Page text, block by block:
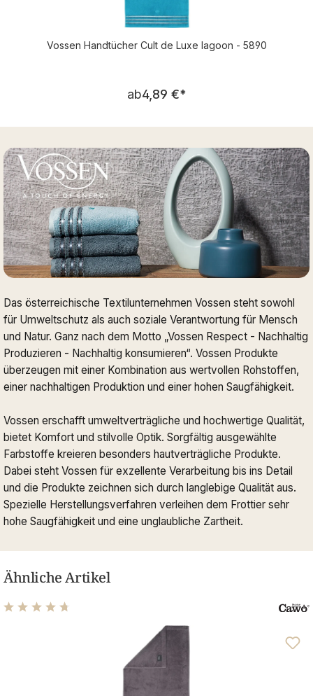
Vossen Handtücher Cult de Luxe lagoon - 5890
Regulärer Preis:
ab4,89 €*
Das österreichische Textilunternehmen Vossen steht sowohl
für Umweltschutz als auch soziale Verantwortung für Mensch
und Natur. Ganz nach dem Motto „Vossen Respect - Nachhaltig
Produzieren - Nachhaltig konsumieren“. Vossen Produkte
überzeugen mit einer Kombination aus wertvollen Rohstoffen,
einer nachhaltigen Produktion und einer hohen Saugfähigkeit.
Vossen erschafft umweltverträgliche und hochwertige Qualität,
bietet Komfort und stilvolle Optik. Sorgfältig ausgewählte
Farbstoffe kreieren besonders hautverträgliche Produkte.
Dabei steht Vossen für exzellente Verarbeitung bis ins Detail
und die Produkte zeichnen sich durch langlebige Qualität aus.
Spezielle Herstellungsverfahren verleihen dem Frottier sehr
hohe Saugfähigkeit und eine unglaubliche Zartheit.
Ähnliche Artikel
Durchschnittliche Bewertung von 4.76 von 5 Sternen